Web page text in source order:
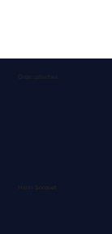
Henri Socquet